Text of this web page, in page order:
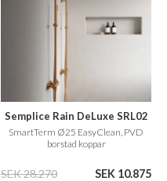
Semplice Rain DeLuxe SRL02
SmartTerm Ø25 EasyClean, PVD
borstad koppar
SEK 28.270 SEK 10.875